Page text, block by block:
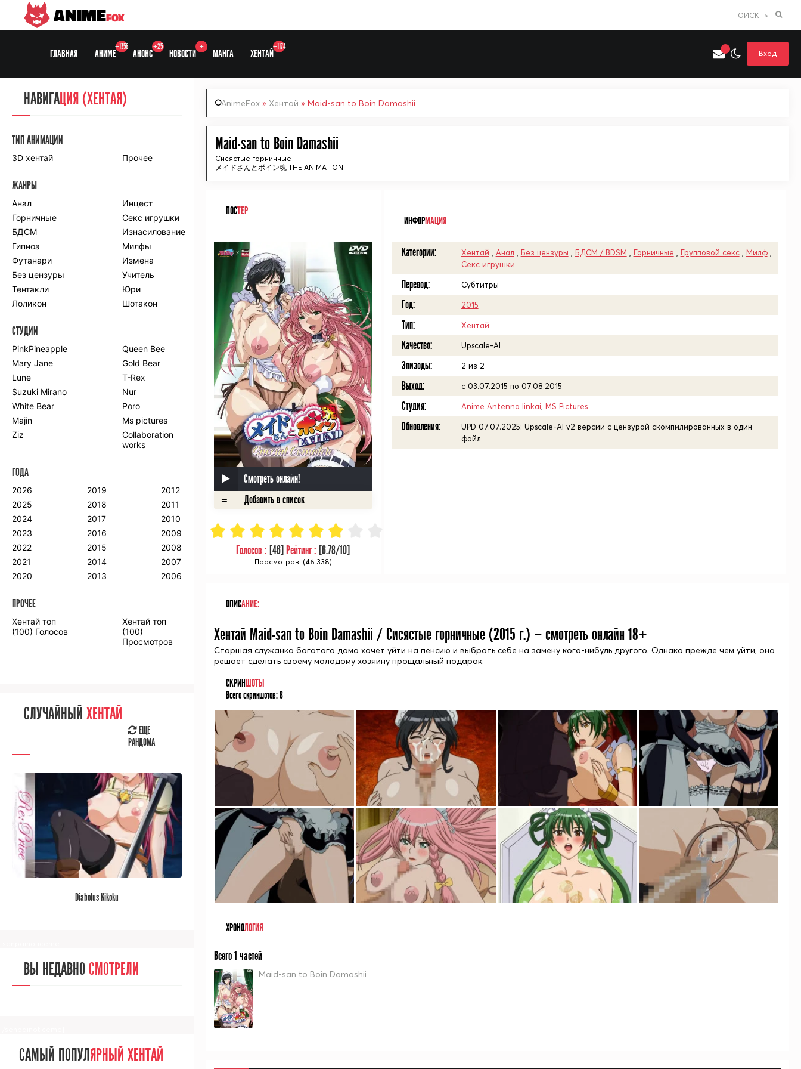
ANIMEFOX ПОИСК ->
ГЛАВНАЯ АНИМЕ
+1356
АНОНС
+25
НОВОСТИ
+
МАНГА ХЕНТАЙ
+1174
Вход
AnimeFox » Хентай » Maid-san to Boin Damashii
Maid-san to Boin Damashii
Сисястые горничные
メイドさんとボイン魂 THE ANIMATION
ПОСТЕР
Смотреть онлайн!
Голосов : [46] Рейтинг : [6.78/10]
Просмотров: (46 338)
ИНФОРМАЦИЯ
Категории: Хентай Анал Без цензуры БДСМ / BDSM Горничные Групповой секс, Милф,
Секс игрушки
Перевод: Субтитры
Год: 2015
Тип: Хентай
Качество: Upscale-AI
Эпизоды: 2 из 2
Выход: с 03.07.2015 по 07.08.2015
Студия: Anime Antenna Iinkai MS Pictures
Обновления:
UPD 07.07.2025: Upscale-AI v2 версии с цензурой скомпилированных в один
файл
ОПИСАНИЕ:
Хентай Maid-san to Boin Damashii / Сисястые горничные (2015 г.) — смотреть онлайн 18+
Старшая служанка богатого дома хочет уйти на пенсию и выбрать себе на замену кого-нибудь другого. Однако прежде чем уйти, она
решает сделать своему молодому хозяину прощальный подарок.
СКРИНШОТЫ
Всего скриншотов:8
ХРОНОЛОГИЯ
Всего 1 частей
Maid-san to Boin Damashii
НАВИГАЦИЯ
СЕЗОНЫ
Anidub
Animedia
Kansai studio
Onibaku
Shiza project
ПО ЖАНРАМ
Комедия
Приключения
Романтика
Школа
Этти
Боевые
искусства
Гарем
Драма
Игры
Исторический
Магия
Фантастика
Фэнтези
Мистика
Попаданцы в
другой мир
Хентай
ПО ГОДУ
2023
2022
2021
2020
2019
2018
2017
2016
2013
2012
2011
2010
2009
2008
2005
2004
2003
2002
2001
2000
ПРОЧЕЕ
Аниме фильмы Аниме OVA
СЛУЧАЙНОЕ АНИМЕ
РАНДОМА
ВЫ НЕДАВНО СМОТРЕЛИ
[/senpainoticeme]
САМЫЙ ПОПУЛЯРНЫЙ АНИМЕ
НАВИГАЦИЯ (ХЕНТАЯ)
ТИП АНИМАЦИИ
3D хентай Прочее
ЖАНРЫ
Анал
Инцест
Горничные
Секс игрушки
БДСМ
Изнасилование
Гипноз
Милфы
Футанари
Измена
Без цензуры
Учитель
Тентакли
Юри
Лоликон
Шотакон
СТУДИИ
PinkPineapple
Queen Bee
Mary Jane
Gold Bear
Lune
T-Rex
Suzuki Mirano
Nur
White Bear
Poro
Majin
Ms pictures
Ziz
Collaboration
works
ГОДА
2026
2025
2024
2023
2022
2021
2020
2019
2018
2017
2016
2015
2014
2013
2012
2011
2010
2009
2008
2007
2006
ПРОЧЕЕ
Хентай топ
(100) Голосов
Хентай топ
(100)
Просмотров
СЛУЧАЙНЫЙ ХЕНТАЙ
ЕЩЕ
РАНДОМА
Diabolus Kikoku
ВЫ НЕДАВНО СМОТРЕЛИ
САМЫЙ ПОПУЛЯРНЫЙ ХЕНТАЙ